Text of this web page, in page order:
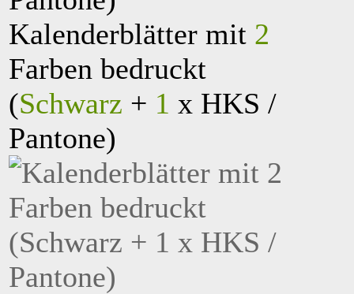
Kalenderblätter mit 2
Farben bedruckt
(Schwarz + 1 x HKS /
Pantone)